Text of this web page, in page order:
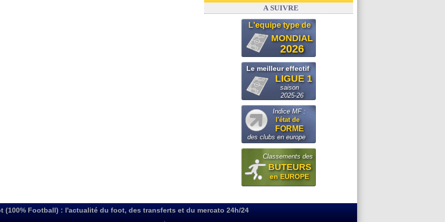
A SUIVRE
L'equipe type de
MONDIAL
2026
Le meilleur effectif
LIGUE 1
saison
2025-26
Indice MF :
l'état de
FORME
des clubs en europe
Classements des
BUTEURS
en EUROPE
(100% Football) : l'actualité du foot, des transferts et du mercato 24h/24